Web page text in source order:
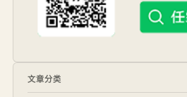
文章分类